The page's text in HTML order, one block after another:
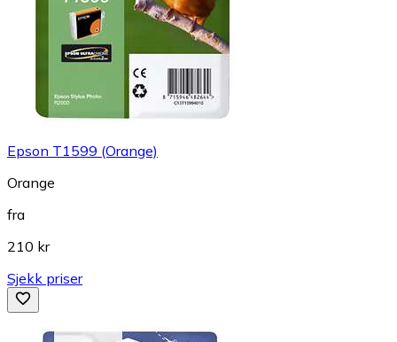
Epson T1599 (Orange)
Orange
fra
210 kr
Sjekk priser